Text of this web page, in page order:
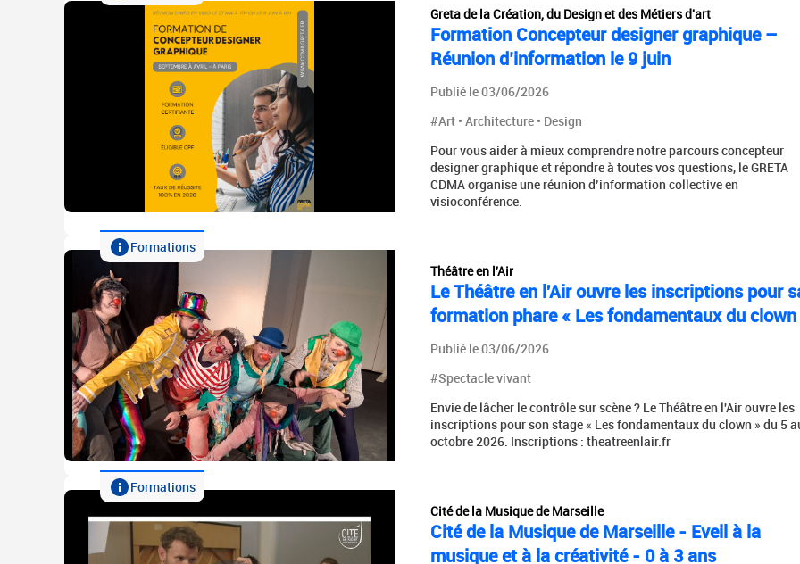
Greta de la Création, du Design et des Métiers d'art
Formation Concepteur designer graphique –
Réunion d’information le 9 juin
Publié le 03/06/2026
#Art • Architecture • Design
Pour vous aider à mieux comprendre notre parcours concepteur
designer graphique et répondre à toutes vos questions, le GRETA
CDMA organise une réunion d’information collective en
visioconférence.
Formations
Théâtre en l'Air
Le Théâtre en l'Air ouvre les inscriptions pour
formation phare « Les fondamentaux du clown
Publié le 03/06/2026
#Spectacle vivant
Envie de lâcher le contrôle sur scène ? Le Théâtre en l'Air ouvre les
inscriptions pour son stage « Les fondamentaux du clown » du 5
octobre 2026. Inscriptions : theatreenlair.fr
Formations
Cité de la Musique de Marseille
Cité de la Musique de Marseille - Eveil à la
musique et à la créativité - 0 à 3 ans